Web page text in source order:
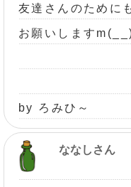
友達さんのために
お願いします
by ろみひ～
ななしさん